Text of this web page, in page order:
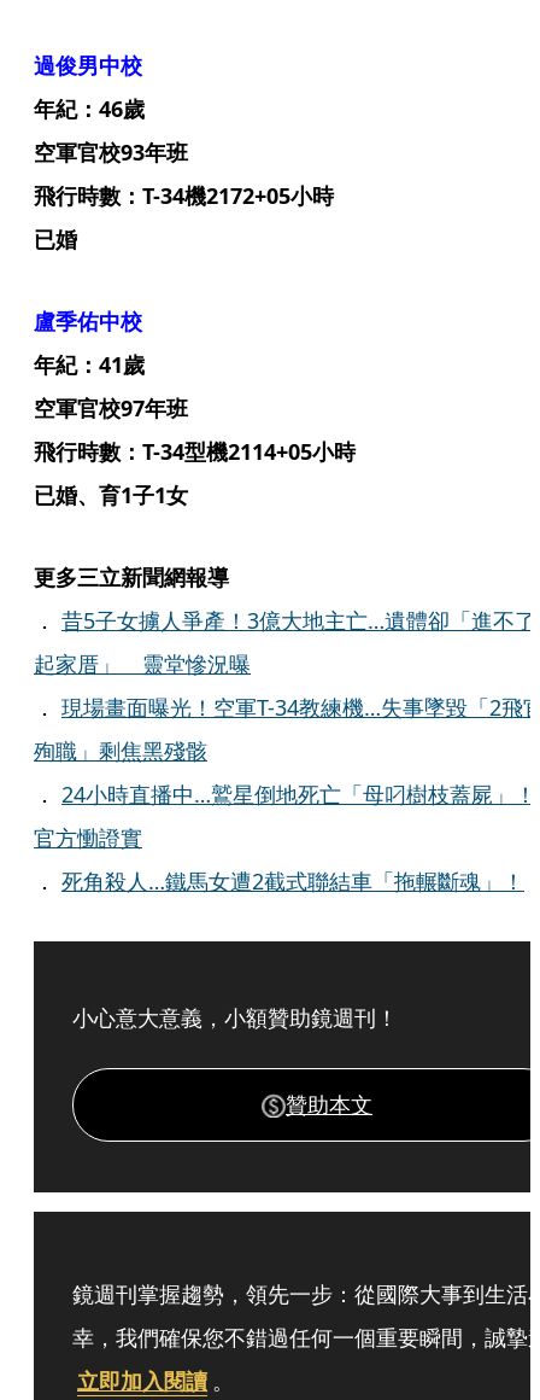
過俊男中校
年紀：46歲
空軍官校93年班
飛行時數：T-34機2172+05小時
已婚
盧季佑中校
年紀：41歲
空軍官校97年班
飛行時數：T-34型機2114+05小時
已婚、育1子1女
更多三立新聞網報導
． 昔5子女擄人爭產！3億大地主亡…遺體卻「進不了
起家厝」 靈堂慘況曝
． 現場畫面曝光！空軍T-34教練機…失事墜毀「2飛
殉職」剩焦黑殘骸
． 24小時直播中…鷲星倒地死亡「母叼樹枝蓋屍」！
官方慟證實
． 死角殺人…鐵馬女遭2截式聯結車「拖輾斷魂」！
小心意大意義，小額贊助鏡週刊！
贊助本文
鏡週刊掌握趨勢，領先一步：從國際大事到生活
幸，我們確保您不錯過任何一個重要瞬間，誠摯
立即加入閱讀 。